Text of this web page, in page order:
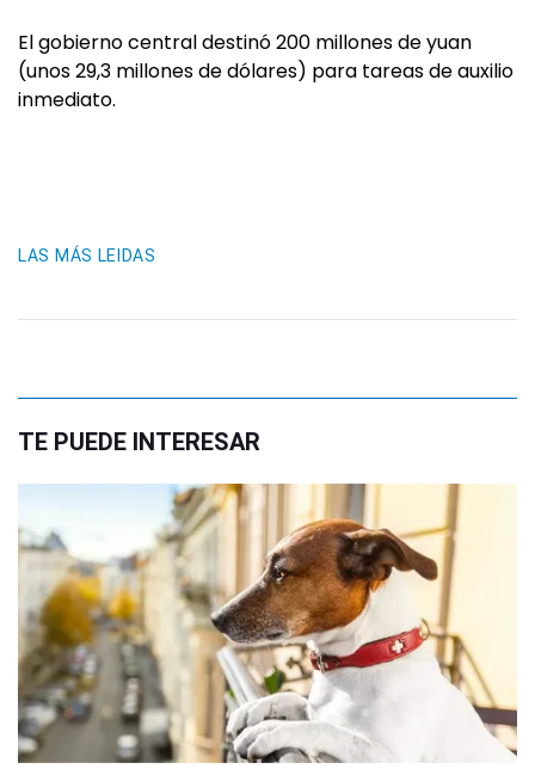
El gobierno central destinó 200 millones de yuan
(unos 29,3 millones de dólares) para tareas de auxilio
inmediato.
LAS MÁS LEIDAS
TE PUEDE INTERESAR